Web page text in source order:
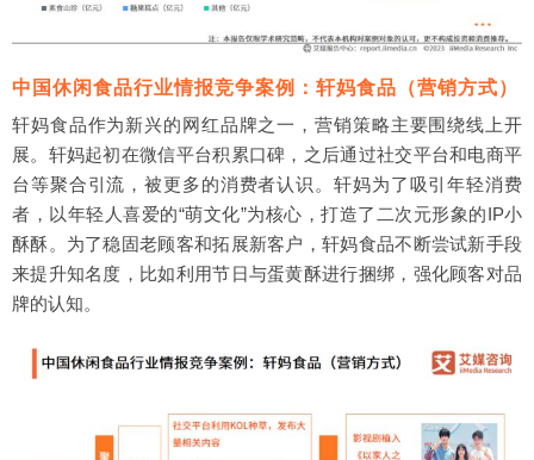
中国休闲食品行业情报竞争案例：轩妈食品（营销方式）
轩妈食品作为新兴的网红品牌之一，营销策略主要围绕线上开
展。轩妈起初在微信平台积累口碑，之后通过社交平台和电商平
台等聚合引流，被更多的消费者认识。轩妈为了吸引年轻消费
者，以年轻人喜爱的“萌文化”为核心，打造了二次元形象的IP小
酥酥。为了稳固老顾客和拓展新客户，轩妈食品不断尝试新手段
来提升知名度，比如利用节日与蛋黄酥进行捆绑，强化顾客对品
牌的认知。